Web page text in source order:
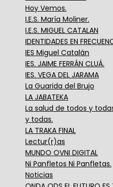
Hoy Vemos.
I.E.S. María Moliner.
I.E.S. MIGUEL CATALAN
IDENTIDADES EN
IES Miguel Catalán
IES. JAIME FERRÁN CLUÁ.
IES. VEGA DEL JARAMA
La Guarida del Brujo
LA JABATEKA
La salud de todos y
y todas.
LA TRAKA FINAL
Lectur(r)as
MUNDO OVNI DIGITAL
Ni Panfletos Ni Panfletas.
Noticias